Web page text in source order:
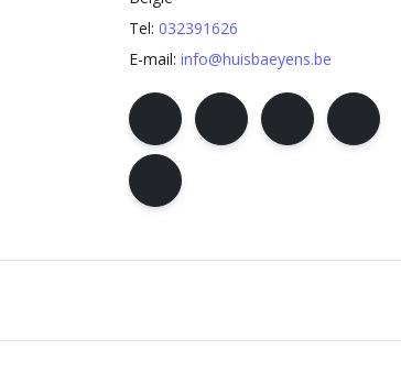
Tel: 032391626
E-mail: info@huisbaeyens.be